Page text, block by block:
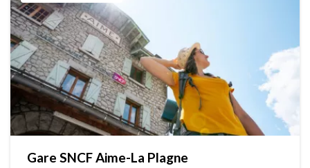
Gare SNCF Aime-La Plagne